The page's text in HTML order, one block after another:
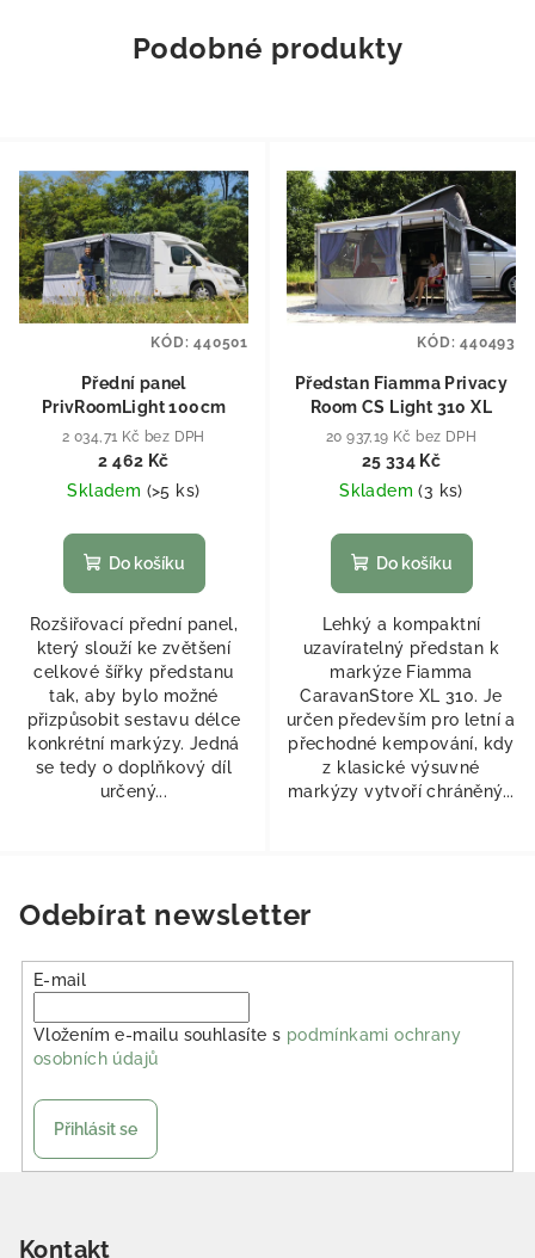
Podobné produkty
Přední panel
PrivRoomLight 100cm
2 034,71 Kč bez DPH
2 462 Kč
Skladem (>5 ks)
Do košíku
Rozšiřovací přední panel,
který slouží ke zvětšení
celkové šířky předstanu
tak, aby bylo možné
přizpůsobit sestavu délce
konkrétní markýzy. Jedná
se tedy o doplňkový díl
určený...
KÓD:440501
Předstan Fiamma Privacy
Room CS Light 310 XL
20 937,19 Kč bez DPH
25 334 Kč
Skladem(3 ks)
Do košíku
Lehký a kompaktní
uzavíratelný předstan k
markýze Fiamma
CaravanStore XL 310. Je
určen především pro letní a
přechodné kempování, kdy
z klasické výsuvné
markýzy vytvoří chráněný...
KÓD:440493
Odebírat newsletter
E-mail
Vložením e-mailu souhlasíte s podmínkami ochrany
osobních údajů
Přihlásit se
Kontakt